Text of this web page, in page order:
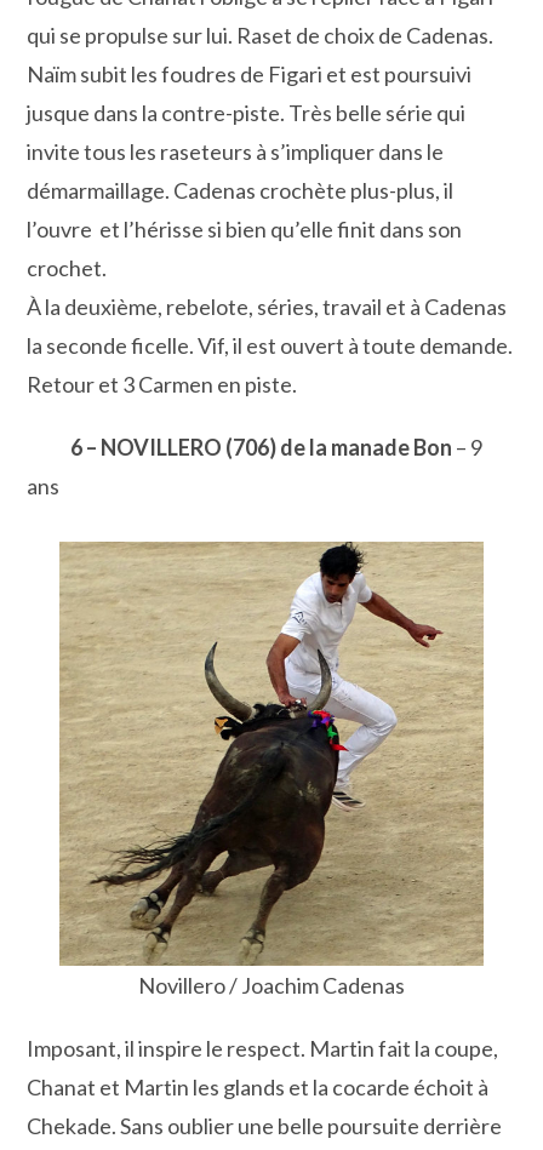
qui se propulse sur lui. Raset de choix de Cadenas.
Naïm subit les foudres de Figari et est poursuivi
jusque dans la contre-piste. Très belle série qui
invite tous les raseteurs à s’impliquer dans le
démarmaillage. Cadenas crochète plus-plus, il
l’ouvre et l’hérisse si bien qu’elle finit dans son
crochet.
À la deuxième, rebelote, séries, travail et à Cadenas
la seconde ficelle. Vif, il est ouvert à toute demande.
Retour et 3 Carmen en piste.
6 – NOVILLERO (706) de la manade Bon – 9
ans
Novillero / Joachim Cadenas
Imposant, il inspire le respect. Martin fait la coupe,
Chanat et Martin les glands et la cocarde échoit à
Chekade. Sans oublier une belle poursuite derrière